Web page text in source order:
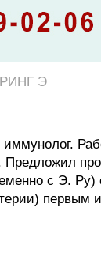
Э
Предложил
с Э.
первым